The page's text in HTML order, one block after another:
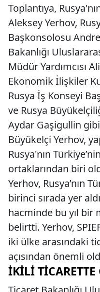
Toplantıya,
Aleksey Yerhov,
Başkonsolosu
Bakanlığı
Müdür Yardımcısı
Ekonomik İlişkiler
Rusya İş Konseyi
ve Rusya
Aydar Gaşigullin
Büyükelçi Yerhov,
Rusya'nın
ortaklarından biri
Yerhov, Rusya’nın
birinci sırada yer
hacminde bu yıl bir
belirtti. Yerhov,
iki ülke arasındaki
açısından önemli
İKILI